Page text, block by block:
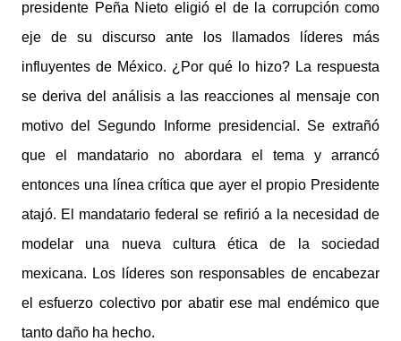
presidente Peña Nieto eligió el de la corrupción como
eje de su discurso ante los llamados líderes más
influyentes de México. ¿Por qué lo hizo? La respuesta
se deriva del análisis a las reacciones al mensaje con
motivo del Segundo Informe presidencial. Se extrañó
que el mandatario no abordara el tema y arrancó
entonces una línea crítica que ayer el propio Presidente
atajó. El mandatario federal se refirió a la necesidad de
modelar una nueva cultura ética de la sociedad
mexicana. Los líderes son responsables de encabezar
el esfuerzo colectivo por abatir ese mal endémico que
tanto daño ha hecho.